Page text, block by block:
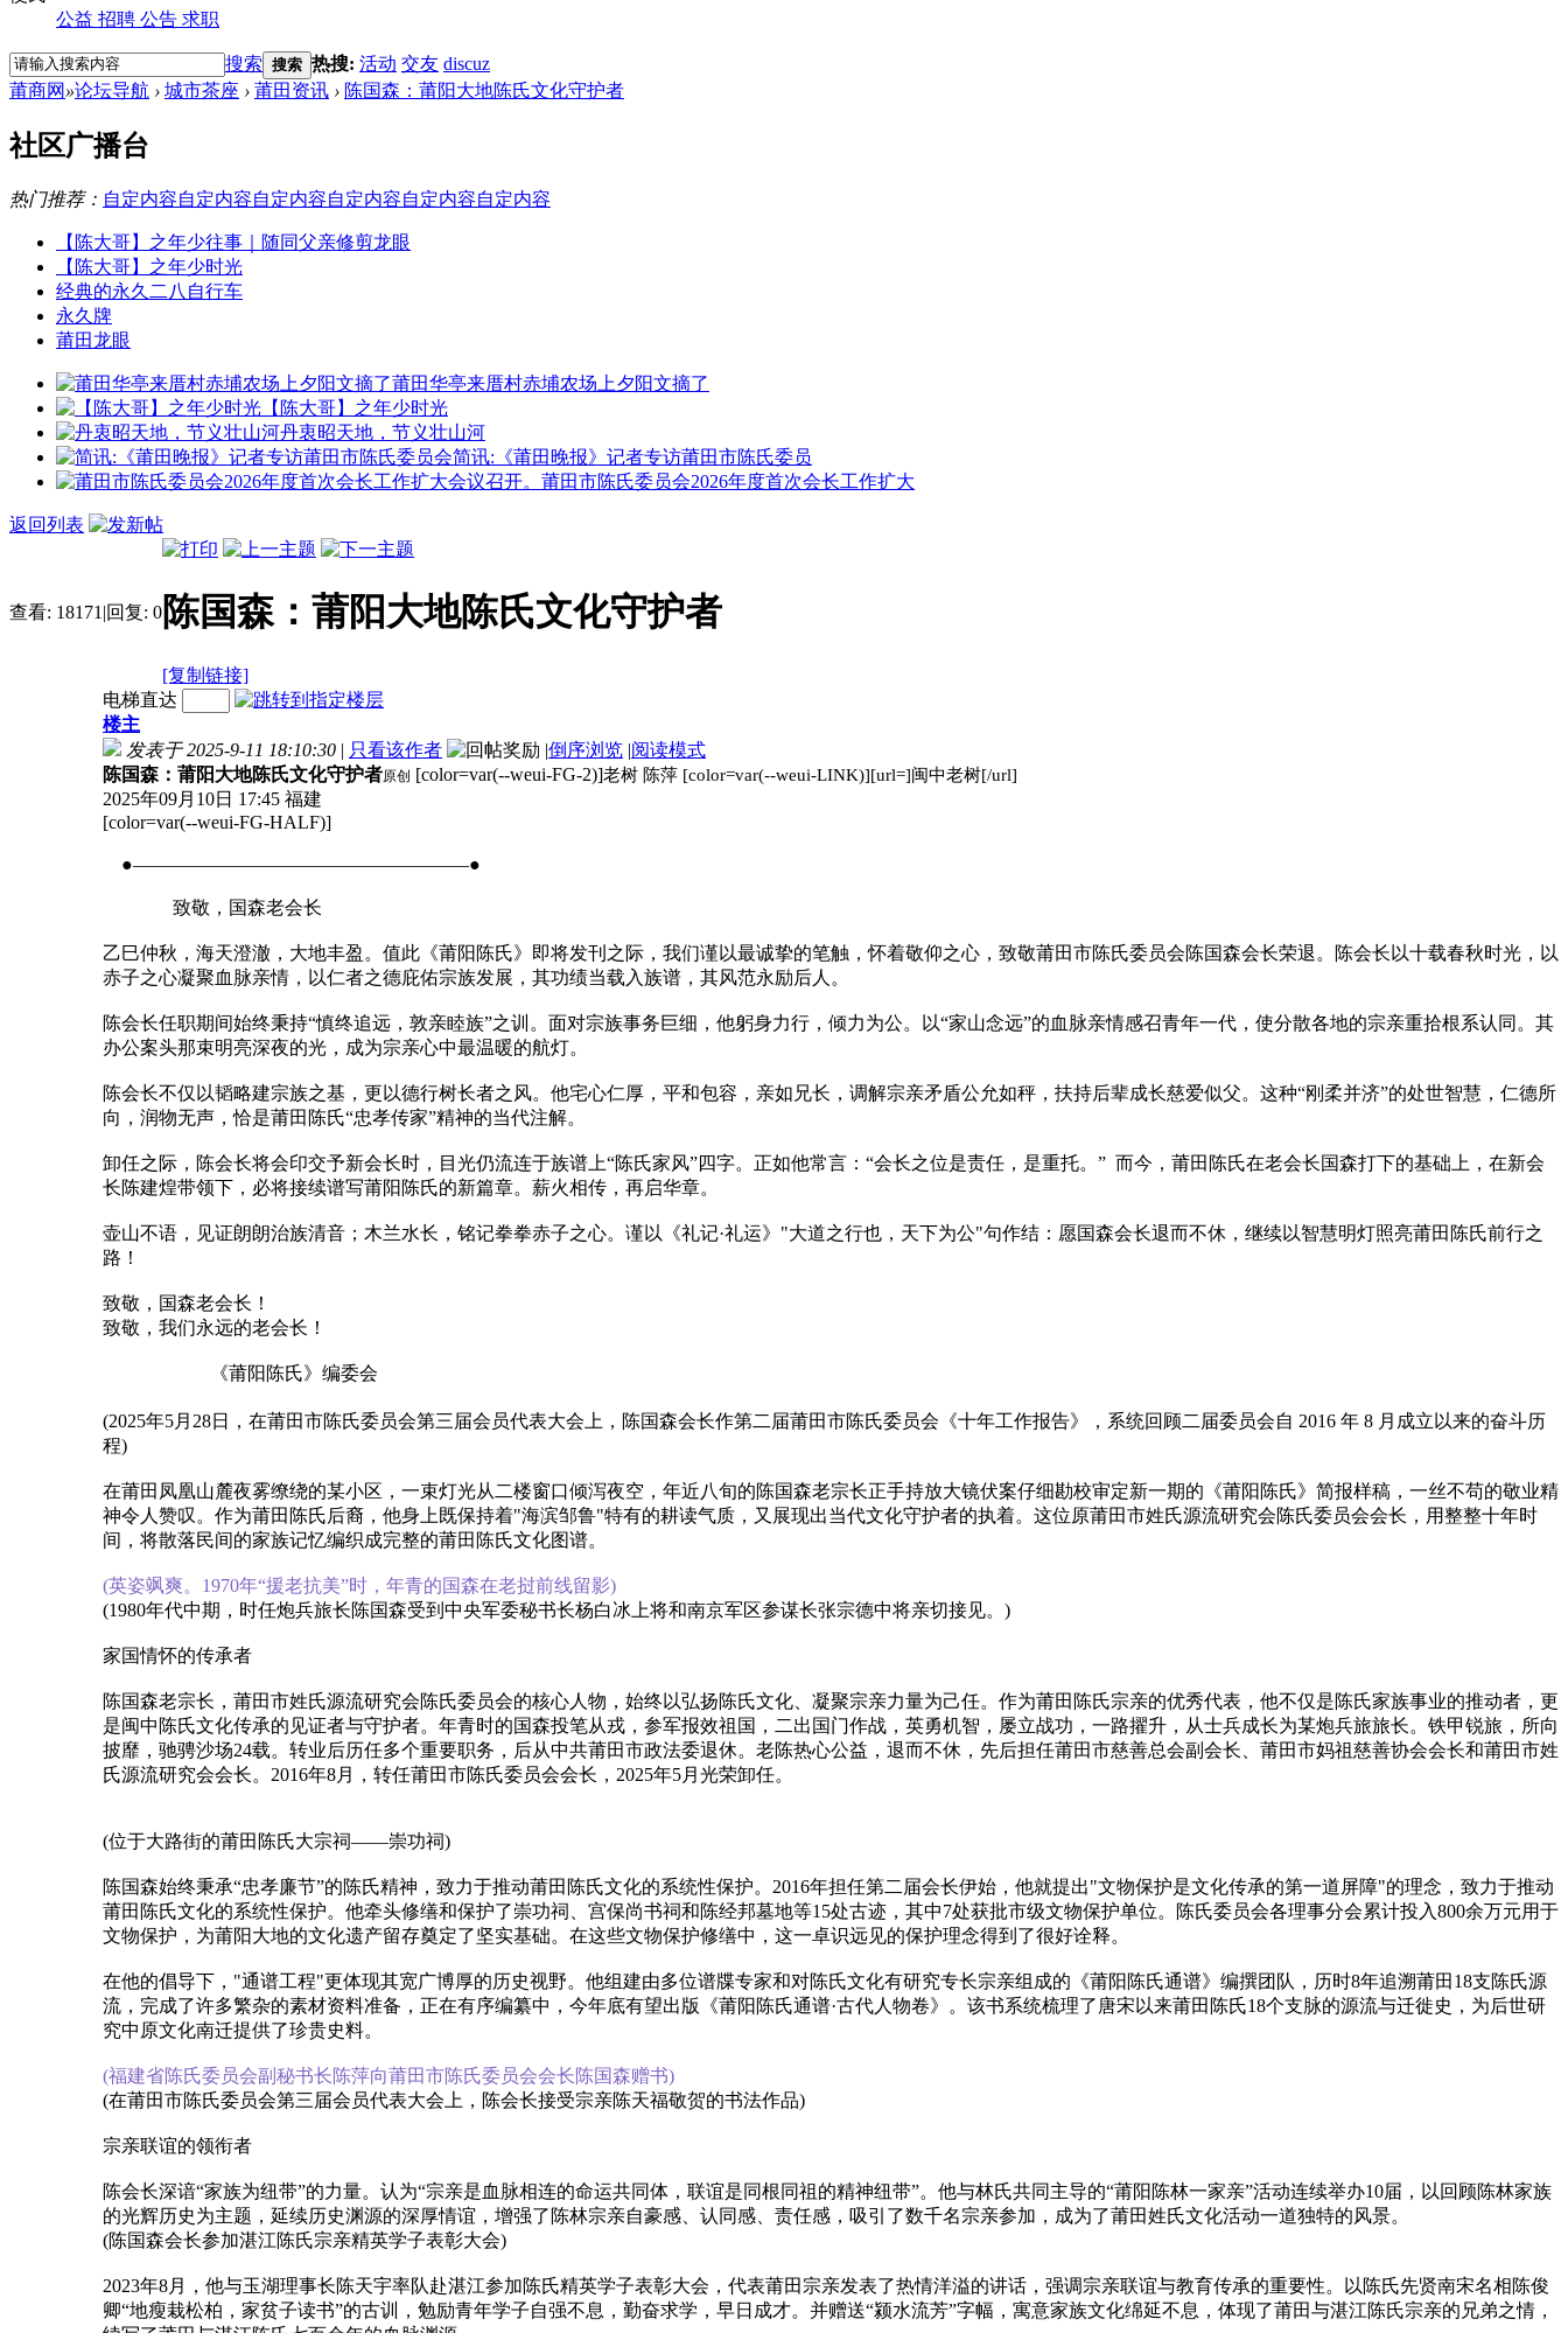
公益 招聘 公告 求职
搜索 搜索 热搜: 活动 交友 discuz
莆商网 »论坛导航 › 城市茶座 › 莆田资讯 › 陈国森：莆阳大地陈氏文化守护者
社区广播台
热门推荐： 自定内容自定内容自定内容自定内容自定内容自定内容
【陈大哥】之年少往事｜随同父亲修剪龙眼
【陈大哥】之年少时光
经典的永久二八自行车
永久牌
莆田龙眼
莆田华亭来厝村赤埔农场上夕阳文摘了
【陈大哥】之年少时光
丹衷昭天地，节义壮山河
简讯:《莆田晚报》记者专访莆田市陈氏委员
莆田市陈氏委员会2026年度首次会长工作扩大
返回列表
查看: 18171 |回复: 0 陈国森：莆阳大地陈氏文化守护者
[复制链接]
电梯直达
楼主
发表于 2025-9-11 18:10:30 | 只看该作者 |倒序浏览 |阅读模式
陈国森：莆阳大地陈氏文化守护者原创 [color=var(--weui-FG-2)]老树 陈萍 [color=var(--weui-LINK)][url=]闽中老树[/url]
2025年09月10日 17:45 福建
[color=var(--weui-FG-HALF)]
●——————————————————●
致敬，国森老会长
乙巳仲秋，海天澄澈，大地丰盈。值此《莆阳陈氏》即将发刊之际，我们谨以最诚挚的笔触，怀着敬仰之心，致敬莆田市陈氏委员会陈国森会长荣退。陈会长以十载春秋时光，以
赤子之心凝聚血脉亲情，以仁者之德庇佑宗族发展，其功绩当载入族谱，其风范永励后人。
‌陈会长任职期间始终秉持“慎终追远，敦亲睦族”之训。面对宗族事务巨细，他躬身力行，倾力为公。以“家山念远”的血脉亲情感召青年一代，使分散各地的宗亲重拾根系认同。其
办公案头那束明亮深夜的光，成为宗亲心中最温暖的航灯。
陈会长不仅以韬略建宗族之基，更以德行树长者之风。他宅心仁厚，平和包容，亲如兄长，调解宗亲矛盾公允如秤，扶持后辈成长慈爱似父。这种“刚柔并济”的处世智慧，仁德所
向，润物无声‌，恰是莆田陈氏“忠孝传家”精神的当代注解。
卸任之际，陈会长将会印交予新会长时，目光仍流连于族谱上“陈氏家风”四字。正如他常言：“会长之位是责任，是重托。” 而今，莆田陈氏在老会长国森打下的基础上，在新会
长陈建煌带领下，必将接续谱写莆阳陈氏的新篇章。‌薪火相传，再启华章。
壶山不语，见证朗朗治族清音；木兰水长，铭记拳拳赤子之心。谨以《礼记·礼运》"大道之行也，天下为公"句作结：愿国森会长退而不休，继续以智慧明灯照亮莆田陈氏前行之
路！
致敬，国森老会长！
致敬，我们永远的老会长！
《莆阳陈氏》编委会
(2025年5月28日，在莆田市陈氏委员会第三届会员代表大会上， 陈国森会长作第二届莆田市陈氏委员会《十年工作报告》，系统回顾二届委员会自 2016 年 8 月成立以来的奋斗历
程)
在莆田凤凰山麓夜雾缭绕的某小区，一束灯光从二楼窗口倾泻夜空，年近八旬的陈国森老宗长正手持放大镜伏案仔细勘校审定新一期的《莆阳陈氏》简报样稿，一丝不苟的敬业精
神令人赞叹。作为莆田陈氏后裔，他身上既保持着"海滨邹鲁"特有的耕读气质，又展现出当代文化守护者的执着。这位原莆田市姓氏源流研究会陈氏委员会会长，用整整十年时
间，将散落民间的家族记忆编织成完整的莆田陈氏文化图谱。
(英姿飒爽。1970年“援老抗美”时，年青的国森在老挝前线留影)
(1980年代中期，时任炮兵旅长陈国森受到中央军委秘书长杨白冰上将和南京军区参谋长张宗德中将亲切接见。)
家国情怀的传承者‌
陈国森老宗长，莆田市姓氏源流研究会陈氏委员会的核心人物，始终以弘扬陈氏文化、凝聚宗亲力量为己任。作为莆田陈氏宗亲的优秀代表，他不仅是陈氏家族事业的推动者，更
是闽中陈氏文化传承的见证者与守护者‌。年青时的国森投笔从戎，参军报效祖国，二出国门作战，英勇机智，屡立战功，一路擢升，从士兵成长为某炮兵旅旅长。铁甲锐旅，所向
披靡，驰骋沙场24载。转业后历任多个重要职务，后从中共莆田市政法委退休。老陈热心公益，退而不休，先后担任莆田市慈善总会副会长、莆田市妈祖慈善协会会长和莆田市姓
氏源流研究会会长。2016年8月，转任莆田市陈氏委员会会长，2025年5月光荣卸任。
(位于大路街的莆田陈氏大宗祠——崇功祠)
陈国森始终秉承“忠孝廉节”的陈氏精神，致力于推动莆田陈氏文化的系统性保护。2016年担任第二届会长伊始，他就提出"文物保护是文化传承的第一道屏障"的理念，致力于推动
莆田陈氏文化的系统性保护。他牵头修缮和保护了崇功祠、宫保尚书祠和陈经邦墓地等15处古迹，其中7处获批市级文物保护单位。陈氏委员会各理事分会累计投入800余万元用于
文物保护，为莆阳大地的文化遗产留存奠定了坚实基础‌。在这些文物保护修缮中，这一卓识远见的保护理念得到了很好诠释。
在他的倡导下，"通谱工程"更体现其宽广博厚的历史视野。他组建由多位谱牒专家和对陈氏文化有研究专长宗亲组成的《莆阳陈氏通谱》编撰团队，历时8年追溯莆田18支陈氏源
流，完成了许多繁杂的素材资料准备，正在有序编纂中，今年底有望出版《莆阳陈氏通谱·古代人物卷》。该书系统梳理了唐宋以来莆田陈氏18个支脉的源流与迁徙史，为后世研
究中原文化南迁提供了珍贵史料‌。
(福建省陈氏委员会副秘书长陈萍向莆田市陈氏委员会会长陈国森赠书)
(在莆田市陈氏委员会第三届会员代表大会上，陈会长接受宗亲陈天福敬贺的书法作品)
宗亲联谊的领衔者
陈会长深谙“家族为纽带”的力量。认为“宗亲是血脉相连的命运共同体，联谊是同根同祖的精神纽带”。他与林氏共同主导的“莆阳陈林一家亲”活动连续举办10届，以回顾陈林家族
的光辉历史为主题，延续历史渊源的深厚情谊，增强了陈林宗亲自豪感、认同感、责任感，吸引了数千名宗亲参加，成为了莆田姓氏文化活动一道独特的风景。
(陈国森会长参加湛江陈氏宗亲精英学子表彰大会)
2023年8月，他与玉湖理事长陈天宇率队赴湛江参加陈氏精英学子表彰大会，代表莆田宗亲发表了热情洋溢的讲话，强调宗亲联谊与教育传承的重要性。以陈氏先贤南宋名相陈俊
卿“地瘦栽松柏，家贫子读书”的古训，勉励青年学子自强不息，勤奋求学，早日成才。并赠送“颍水流芳”字幅，寓意家族文化绵延不息，体现了莆田与湛江陈氏宗亲的兄弟之情，